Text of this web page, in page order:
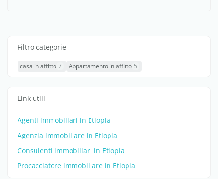
Filtro categorie
casa in affitto 7 Appartamento in affitto 5
Link utili
Agenti immobiliari in Etiopia
Agenzia immobiliare in Etiopia
Consulenti immobiliari in Etiopia
Procacciatore immobiliare in Etiopia